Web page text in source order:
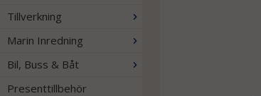
Tillverkning
Marin Inredning
Bil, Buss & Båt
Presenttillbehör